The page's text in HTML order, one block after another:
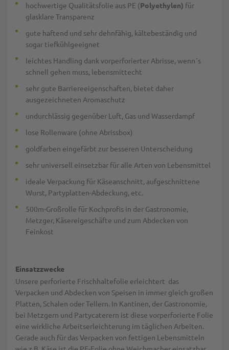
hochwertige Qualitätsfolie aus PE (Polyethylen) für
glasklare Transparenz
gute haftend und sehr dehnfähig, kältebeständig und
sogar tiefkühlgeeignet
leichtes Handling dank vorperforierter Abrisse, wenn´s
schnell gehen muss, lebensmittecht
sehr gute Barriereeigenschaften, bietet daher
ausgezeichneten Aromaschutz
undurchlässig gegenüber Luft, Gas und Wasserdampf
lose Rollenware (ohne Abrissbox)
goldfarben eingefärbt zur besseren Unterscheidung
sehr universell einsetzbar für alle Arten von Lebensmittel
ideale Verpackung für Käseanschnitt, aufgeschnittene
Wurst, Partyplatten-Abdeckung, etc.
500m-Großrolle für Kochprofis in der Gastronomie,
Metzger, Käsereigeschäfte und zum Abdecken von
Feinkost
Einsatzzwecke
Unsere perforierte Frischhaltefolie erleichtert das
Verpacken und Abdecken von Speisen in immer gleich großen
Platten, Schalen oder Tellern. In Kantinen, der Gastronomie,
bei Metzgern und Partycaterern ist diese vorperforierte Folie
eine wirkliche Arbeitserleichterung im täglichen Arbeiten.
Gerade auch für das Verpacken von fettigen Lebensmitteln